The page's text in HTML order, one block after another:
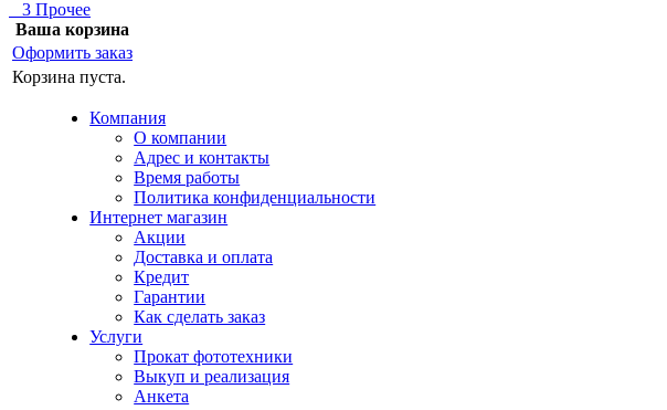
3 Прочее
Ваша корзина
Оформить заказ
Корзина пуста.
Компания
О компании
Адрес и контакты
Время работы
Политика конфиденциальности
Интернет магазин
Акции
Доставка и оплата
Кредит
Гарантии
Как сделать заказ
Услуги
Прокат фототехники
Выкуп и реализация
Анкета